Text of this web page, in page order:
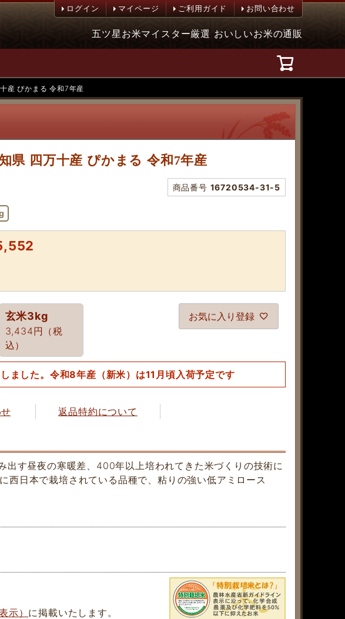
ログイン マイページ ご利用ガイド お問い合わせ
五ツ星お米マイスター厳選 おいしいお米の通販
産 ぴかまる 令和7年産
県 四万十産 ぴかまる 令和7年産
商品番号 16720534-31-5
玄米3kg
3,434円（税
込）
お気に入り登録
ました。令和8年産（新米）は11月頃入荷予定です
返品特約について
す昼夜の寒暖差、400年以上培われてきた米づくりの技術に
西日本で栽培されている品種で、粘りの強い低アミロース
示） に掲載いたします。